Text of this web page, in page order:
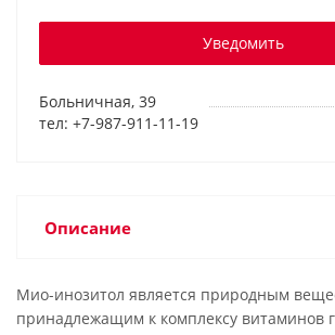
Уведомить
Больничная, 39
тел: +7-987-911-11-19
Описание
Мио-инозитол является природным
принадлежащим к комплексу витаминов